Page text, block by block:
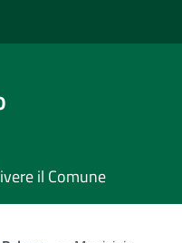
il Comune